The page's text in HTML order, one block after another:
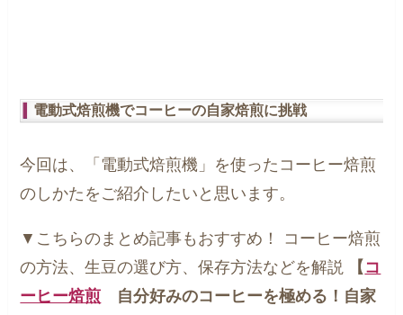
電動式焙煎機でコーヒーの自家焙煎に挑戦
今回は、「電動式焙煎機」を使ったコーヒー焙煎
のしかたをご紹介したいと思います。
▼こちらのまとめ記事もおすすめ！
コーヒー焙煎
の方法、生豆の選び方、保存方法などを解説
【 コ
ーヒー焙煎 自分好みのコーヒーを極める！自家